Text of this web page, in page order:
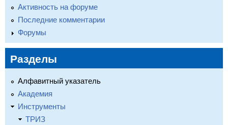
Активность на форуме
Последние комментарии
Форумы
Разделы
Алфавитный указатель
Академия
Инструменты
ТРИЗ